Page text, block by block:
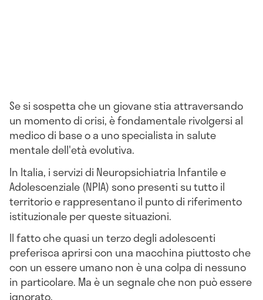
Se si sospetta che un giovane stia attraversando
un momento di crisi, è fondamentale rivolgersi al
medico di base o a uno specialista in salute
mentale dell'età evolutiva.
In Italia, i servizi di Neuropsichiatria Infantile e
Adolescenziale (NPIA) sono presenti su tutto il
territorio e rappresentano il punto di riferimento
istituzionale per queste situazioni.
Il fatto che quasi un terzo degli adolescenti
preferisca aprirsi con una macchina piuttosto che
con un essere umano non è una colpa di nessuno
in particolare. Ma è un segnale che non può essere